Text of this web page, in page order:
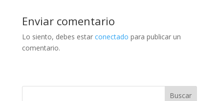
Enviar comentario
Lo siento, debes estar conectado para publicar un
comentario.
Buscar